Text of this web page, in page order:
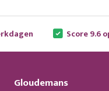
Score 9.6
Gloudemans